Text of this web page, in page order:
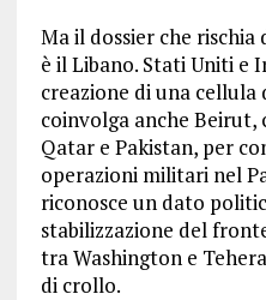
Ma il dossier che
è il Libano. Stati Uniti e
creazione di una cellula
coinvolga anche
Qatar e Pakistan, per
operazioni militari nel
riconosce un dato
stabilizzazione del
tra Washington e
di crollo.